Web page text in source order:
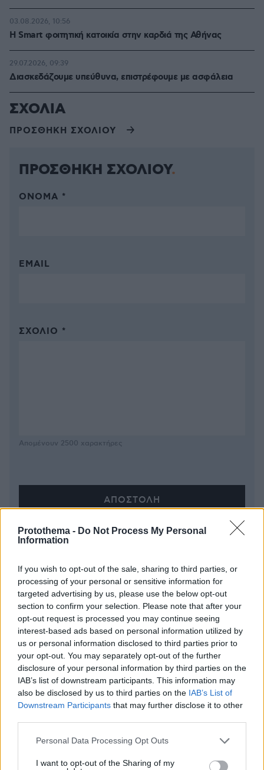
Protothema - Do Not Process My Personal
Information
If you wish to opt-out of the sale, sharing to third parties, or
processing of your personal or sensitive information for
targeted advertising by us, please use the below opt-out
section to confirm your selection. Please note that after your
opt-out request is processed you may continue seeing
interest-based ads based on personal information utilized by
us or personal information disclosed to third parties prior to
your opt-out. You may separately opt-out of the further
disclosure of your personal information by third parties on the
IAB’s list of downstream participants. This information may
also be disclosed by us to third parties on the IAB’s List of
Downstream Participants that may further disclose it to other
Please note that this website/app uses one or more Google
not limited to your visit or usage behaviour. You may click to
Personal Data Processing Opt Outs
I want to opt-out of the Sharing of my
Η Smart φοιτητική κατοικία στην καρδιά της Αθήνας
03.08.2026, 10:56
Διασκεδάζουμε υπεύθυνα, επιστρέφουμε με ασφάλεια
29.07.2026, 09:39
ΣΧΟΛΙΑ
ΠΡΟΣΘΗΚΗ ΣΧΟΛΙΟΥ
ΠΡΟΣΘΗΚΗ ΣΧΟΛΙΟΥ
ΌΝΟΜΑ *
EMAIL
ΣΧΌΛΙΟ *
Απομένουν 2500 χαρακτήρες
* Υποχρεωτικά πεδία
ΡΟΗ ΕΙΔΗΣΕΩΝ
Ειδήσεις Δημοφιλή Σχολιασμένα
Αναστάτωση στο αεροδρόμιο «Μακεδονία»: Ακυρώθηκε
πτήση λόγω πτηνού στον κινητήρα του αεροσκάφους
πριν 8 λεπτά
Βίκυ Καγιά: Στη Μύκονο με φλοράλ φόρεμα και την
κόρη της
πριν 13 λεπτά
Χωρίς τις αισθήσεις της ανασύρθηκε 53χρονη από
όροφο πολυκατοικίας